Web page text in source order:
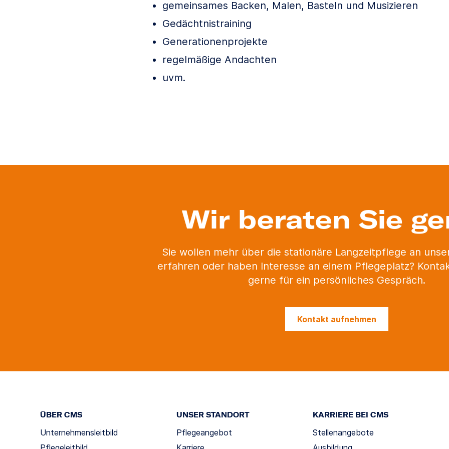
gemeinsames Backen, Malen, Basteln und Musizieren
Gedächtnistraining
Generationenprojekte
regelmäßige Andachten
uvm.
Wir beraten Sie
Sie wollen mehr über die stationäre Langzeitpflege an
erfahren oder haben Interesse an einem Pflegeplatz?
gerne für ein persönliches Gespräch.
Kontakt aufnehmen
ÜBER CMS
Unternehmensleitbild
UNSER STANDORT
Pflegeangebot
KARRIERE BEI CMS
Stellenangebote